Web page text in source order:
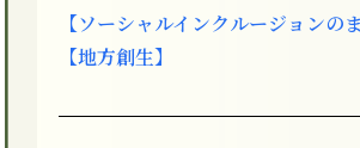
【ソーシャルインクルージョンの
【地方創生】